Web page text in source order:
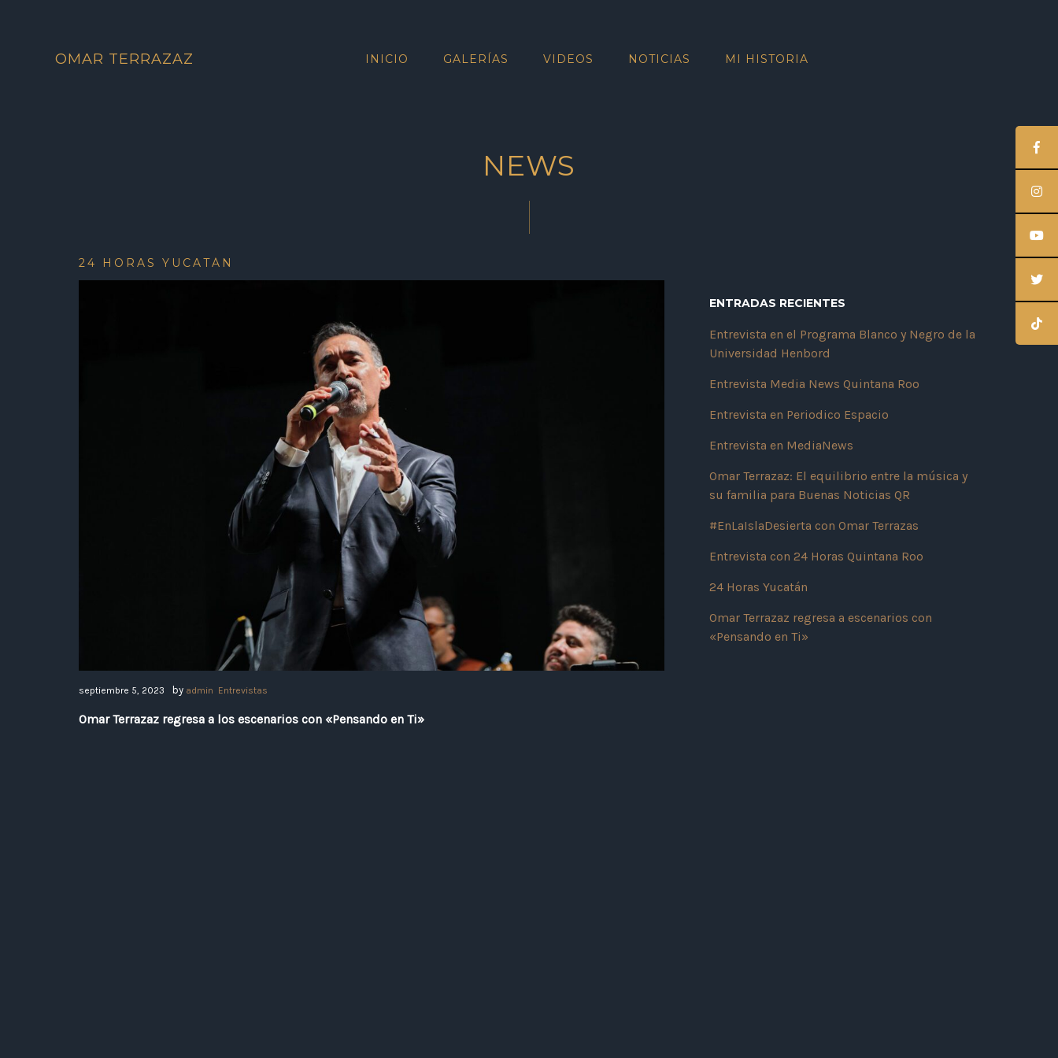
OMAR TERRAZAZ INICIO GALERÍAS VIDEOS NOTICIAS MI HISTORIA
NEWS
24 HORAS YUCATÁN
septiembre 5, 2023 by admin Entrevistas
Omar Terrazaz regresa a los escenarios con «Pensando en Ti»
ENTRADAS RECIENTES
Entrevista en el Programa Blanco y Negro de la
Universidad Henbord
Entrevista Media News Quintana Roo
Entrevista en Periodico Espacio
Entrevista en MediaNews
Omar Terrazaz: El equilibrio entre la música y
su familia para Buenas Noticias QR
#EnLaIslaDesierta con Omar Terrazas
Entrevista con 24 Horas Quintana Roo
24 Horas Yucatán
Omar Terrazaz regresa a escenarios con
«Pensando en Ti»